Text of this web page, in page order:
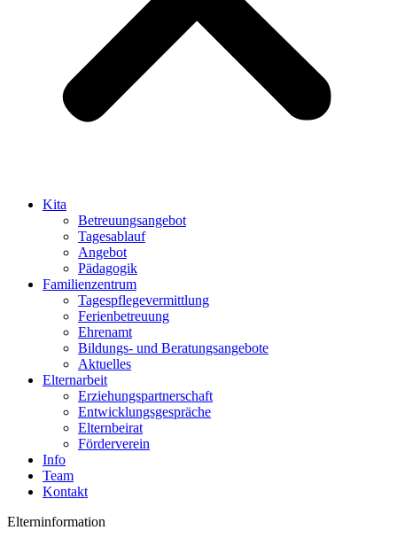
Kita
Betreuungsangebot
Tagesablauf
Angebot
Pädagogik
Familienzentrum
Tagespflegevermittlung
Ferienbetreuung
Ehrenamt
Bildungs- und Beratungsangebote
Aktuelles
Elternarbeit
Erziehungspartnerschaft
Entwicklungsgespräche
Elternbeirat
Förderverein
Info
Team
Kontakt
Elterninformation